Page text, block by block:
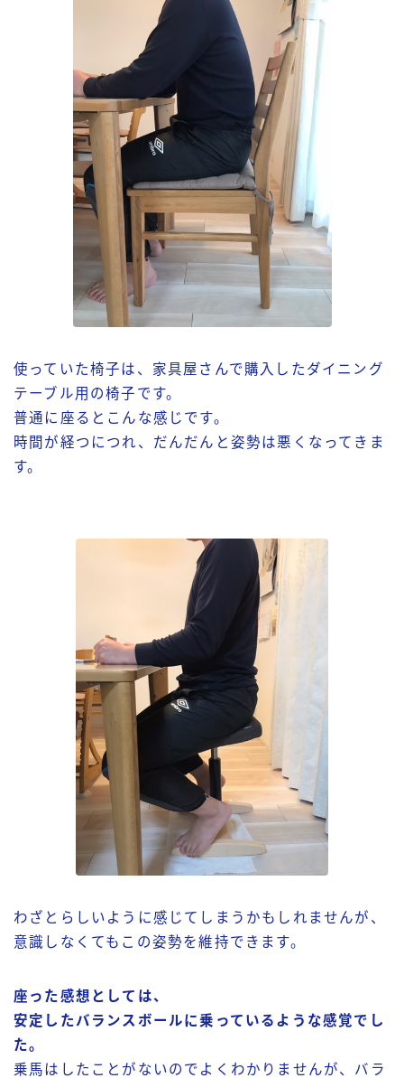
使っていた椅子は、家具屋さんで購入したダイニング
テーブル用の椅子です。
普通に座るとこんな感じです。
時間が経つにつれ、だんだんと姿勢は悪くなってきま
す。
わざとらしいように感じてしまうかもしれませんが、
意識しなくてもこの姿勢を維持できます。
座った感想としては、
安定したバランスボールに乗っているような感覚でし
た。
乗馬はしたことがないのでよくわかりませんが、バラ